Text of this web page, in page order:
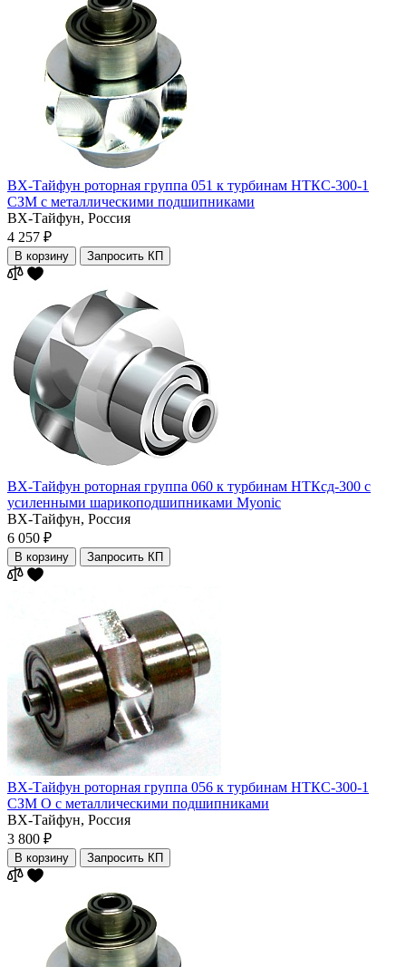
ВХ-Тайфун роторная группа 051 к турбинам НТКС-300-1
СЗМ с металлическими подшипниками
ВХ-Тайфун, Россия
4 257 ₽
В корзину Запросить КП
ВХ-Тайфун роторная группа 060 к турбинам НТКсд-300 с
усиленными шарикоподшипниками Myonic
ВХ-Тайфун, Россия
6 050 ₽
В корзину Запросить КП
ВХ-Тайфун роторная группа 056 к турбинам НТКС-300-1
СЗМ О с металлическими подшипниками
ВХ-Тайфун, Россия
3 800 ₽
В корзину Запросить КП